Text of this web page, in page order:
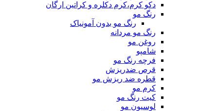
دکو کرم،کرم دکلره و کراتین ارگان
رنگ مو
رنگ مو بدون آمونیاک
رنگ مو مردانه
روغن مو
شامپو
فرچه رنگ مو
قرص ضدریزش
قطره ضد ریزش مو
کرم مو
کیت رنگ مو
لوسیون مو